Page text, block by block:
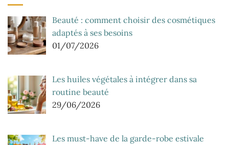
Beauté : comment choisir des cosmétiques
adaptés à ses besoins
01/07/2026
Les huiles végétales à intégrer dans sa
routine beauté
29/06/2026
Les must-have de la garde-robe estivale